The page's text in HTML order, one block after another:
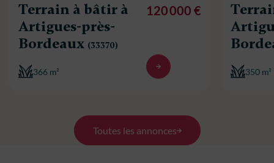
Terrain à bâtir à
Artigues-près-
Bordeaux (33370)
366 m²
120 000 €
350 m²
Toutes les annonces